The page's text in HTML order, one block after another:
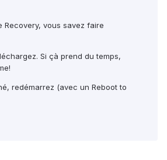
Recovery, vous savez faire
Si çà prend du temps,
redémarrez (avec un Reboot to